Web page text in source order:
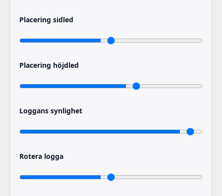
Placering sidled
Placering höjdled
Loggans synlighet
Rotera logga